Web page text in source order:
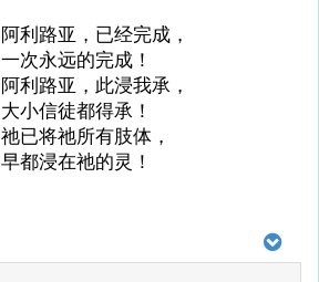
阿利路亚，已经完成，
一次永远的完成！
阿利路亚，此浸我承，
大小信徒都得承！
祂已将祂所有肢体，
早都浸在祂的灵！